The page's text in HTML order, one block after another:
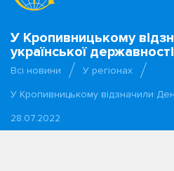
У Кропивницькому
української державності
Всі новини
У регіонах
У Кропивницькому відзначили
28.07.2022